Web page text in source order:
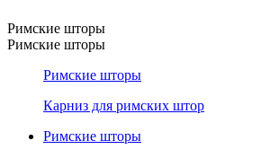
Римские шторы
Римские шторы
Римские шторы
Карниз для римских штор
Римские шторы